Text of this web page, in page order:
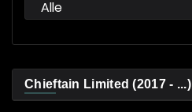
Chieftain Limited (2017 - ...)